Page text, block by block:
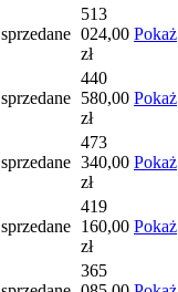
sprzedane
513
024,00
zł
Pokaż
sprzedane
440
580,00
zł
Pokaż
sprzedane
473
340,00
zł
Pokaż
sprzedane
419
160,00
zł
Pokaż
365